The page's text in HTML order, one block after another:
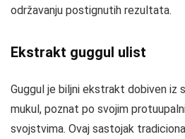
održavanju postignutih rezultata.
Ekstrakt guggul ulist
Guggul je biljni ekstrakt dobiven iz
mukul, poznat po svojim
svojstvima. Ovaj sastojak